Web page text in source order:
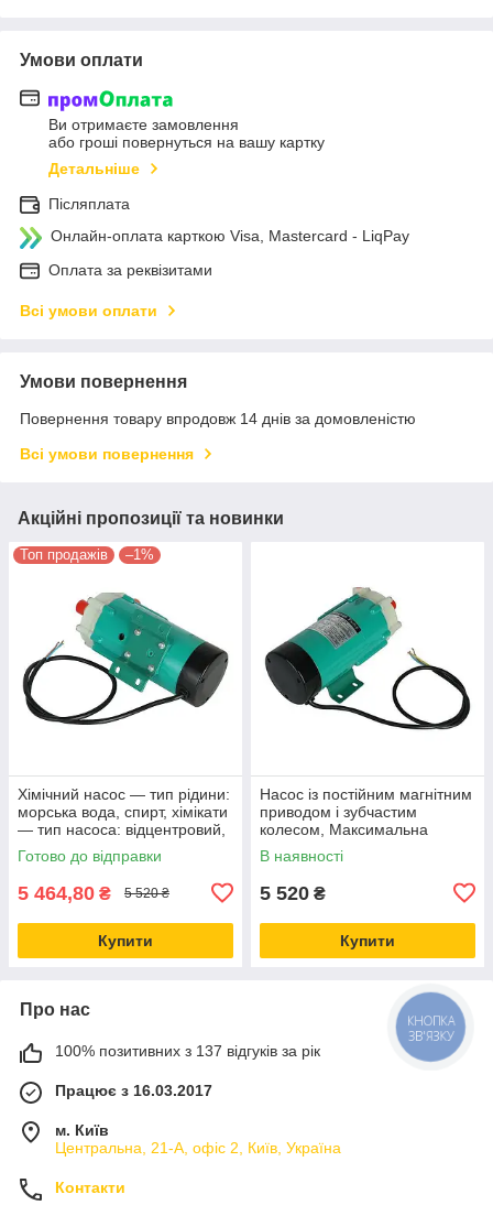
Умови оплати
Ви отримаєте замовлення
або гроші повернуться на вашу картку
Детальніше
Післяплата
Онлайн-оплата карткою Visa, Mastercard - LiqPay
Оплата за реквізитами
Всі умови оплати
Умови повернення
Повернення товару впродовж 14 днів за домовленістю
Всі умови повернення
Акційні пропозиції та новинки
Топ продажів –1%
Хімічний насос — тип рідини:
морська вода, спирт, хімікати
— тип насоса: відцентровий,
магнітний — тип
Готово до відправки
5 464,80 ₴ 5 520 ₴
Купити
Насос із постійним магнітним
приводом і зубчастим
колесом, Максимальна
витрата: 30 л/хв,
В наявності
5 520 ₴
Купити
Про нас
100% позитивних з 137 відгуків за рік
Працює з 16.03.2017
м. Київ
Центральна, 21-А, офіс 2, Київ, Україна
Контакти
КНОПКА
ЗВ'ЯЗКУ